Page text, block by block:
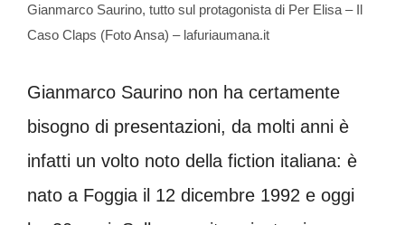
Gianmarco Saurino, tutto sul protagonista di Per Elisa – Il
Caso Claps (Foto Ansa) – lafuriaumana.it
Gianmarco Saurino non ha certamente
bisogno di presentazioni, da molti anni è
infatti un volto noto della fiction italiana: è
nato a Foggia il 12 dicembre 1992 e oggi